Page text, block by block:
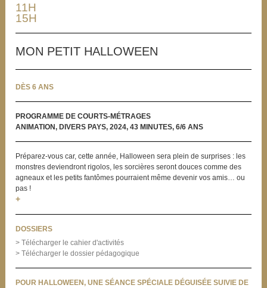
11H
15H
MON PETIT HALLOWEEN
DÈS 6 ANS
PROGRAMME DE COURTS-MÉTRAGES
ANIMATION, DIVERS PAYS, 2024, 43 MINUTES, 6/6 ANS
Préparez-vous car, cette année, Halloween sera plein de surprises : les
monstres deviendront rigolos, les sorcières seront douces comme des
agneaux et les petits fantômes pourraient même devenir vos amis… ou
pas !
+
DOSSIERS
> Télécharger le cahier d'activités
> Télécharger le dossier pédagogique
POUR HALLOWEEN, UNE SÉANCE SPÉCIALE DÉGUISÉE SUIVIE DE